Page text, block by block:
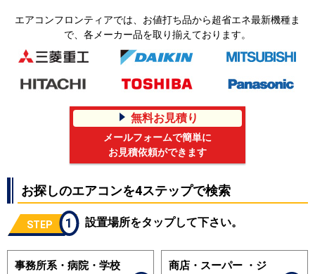
エアコンフロンティアでは、お値打ち品から超省エネ最新機種ま
で、各メーカー品を取り揃えております。
無料お見積り
メールフォームで簡単に
お見積依頼ができます
お探しのエアコンを4ステップで検索
STEP 1 設置場所をタップして下さい。
事務所系・病院・学校
商店・スーパー ・ジ